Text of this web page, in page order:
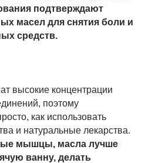
подтверждают
масел для снятия боли и
средств.
высокие концентрации
поэтому
как использовать
и натуральные лекарства.
мышцы, масла лучше
ванну, делать